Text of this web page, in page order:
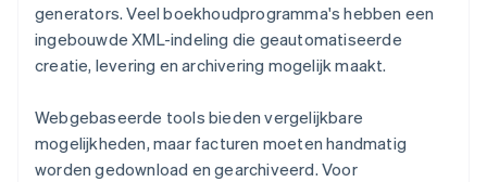
generators. Veel boekhoudprogramma's hebben een
ingebouwde XML-indeling die geautomatiseerde
creatie, levering en archivering mogelijk maakt.
Webgebaseerde tools bieden vergelijkbare
mogelijkheden, maar facturen moeten handmatig
worden gedownload en gearchiveerd. Voor